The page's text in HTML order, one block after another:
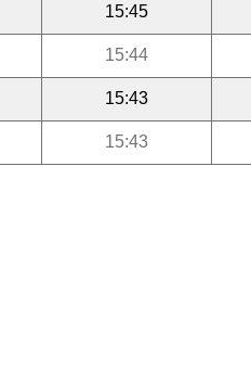
15:45
15:44
15:43
15:43